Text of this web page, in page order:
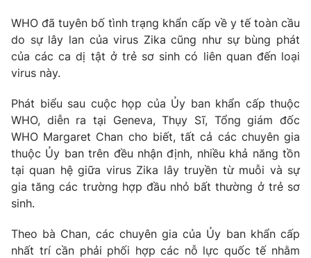
VTV Money VTV Thể thao
VTV Sức khoẻ
Thị trường 24h Tấm lòng Việt
VTV4 Vươn mình bằng AI
VTV9 VTV8
Liên hệ tòa soạn English
WHO đã tuyên bố tình trạng khẩn cấp về y tế toàn cầu
do sự lây lan của virus Zika cũng như sự bùng phát
của các ca dị tật ở trẻ sơ sinh có liên quan đến loại
virus này.
Phát biểu sau cuộc họp của Ủy ban khẩn cấp thuộc
WHO, diễn ra tại Geneva, Thụy Sĩ, Tổng giám đốc
WHO Margaret Chan cho biết, tất cả các chuyên gia
thuộc Ủy ban trên đều nhận định, nhiều khả năng tồn
tại quan hệ giữa virus Zika lây truyền từ muỗi và sự
gia tăng các trường hợp đầu nhỏ bất thường ở trẻ sơ
sinh.
Theo bà Chan, các chuyên gia của Ủy ban khẩn cấp
nhất trí cần phải phối hợp các nỗ lực quốc tế nhằm